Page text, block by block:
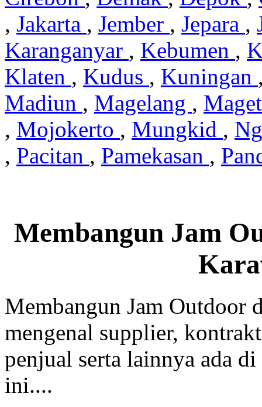
, Jakarta , Jember , Jepara ,
Karanganyar , Kebumen ,
Klaten , Kudus , Kuningan
Madiun , Magelang ,
, Mojokerto , Mungkid ,
, Pacitan , Pamekasan ,
Membangun Jam
Membangun Jam Outdoor
mengenal supplier,
penjual serta lainnya ada
ini....